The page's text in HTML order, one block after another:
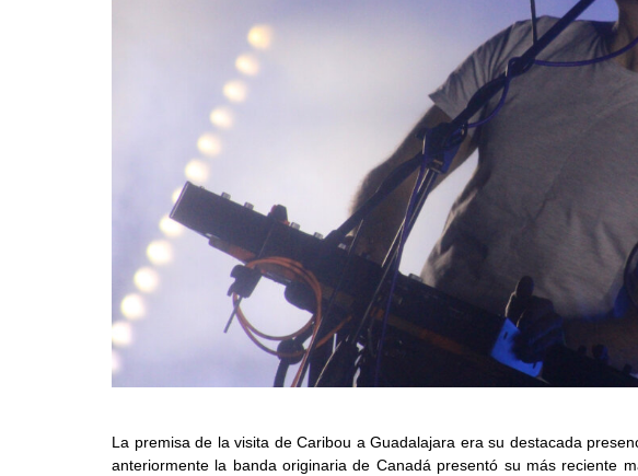
La premisa de la visita de Caribou a Guadalajara era su destacada
anteriormente la banda originaria de Canadá presentó su más reciente